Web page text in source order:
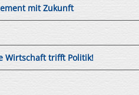
mit Zukunft
Wirtschaft trifft Politik!